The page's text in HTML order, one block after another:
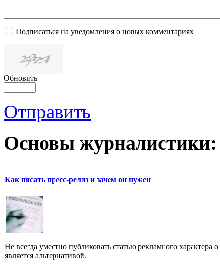
Подписаться на уведомления о новых комментариях
Обновить
Отправить
Основы журналистики:
Как писать пресс-релиз и зачем он нужен
Не всегда уместно публиковать статью рекламного
является альтернативой.